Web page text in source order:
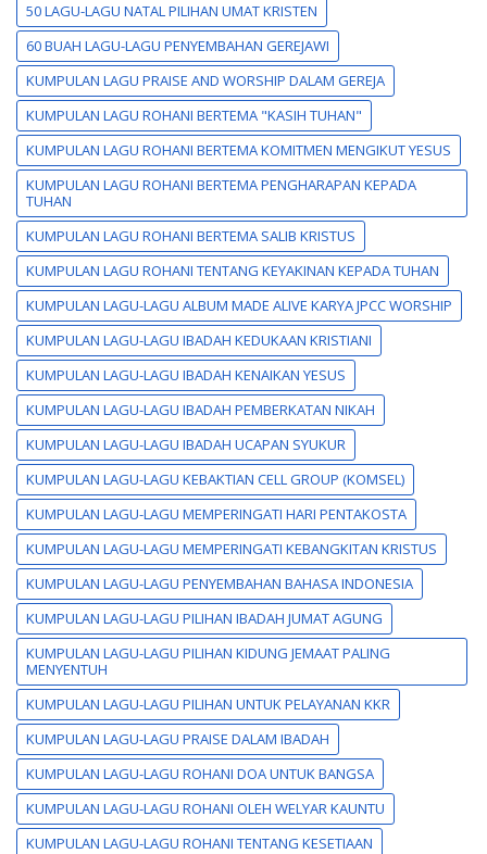
50 LAGU-LAGU NATAL PILIHAN UMAT KRISTEN
60 BUAH LAGU-LAGU PENYEMBAHAN GEREJAWI
KUMPULAN LAGU PRAISE AND WORSHIP DALAM GEREJA
KUMPULAN LAGU ROHANI BERTEMA "KASIH TUHAN"
KUMPULAN LAGU ROHANI BERTEMA KOMITMEN MENGIKUT YESUS
KUMPULAN LAGU ROHANI BERTEMA PENGHARAPAN KEPADA
TUHAN
KUMPULAN LAGU ROHANI BERTEMA SALIB KRISTUS
KUMPULAN LAGU ROHANI TENTANG KEYAKINAN KEPADA TUHAN
KUMPULAN LAGU-LAGU ALBUM MADE ALIVE KARYA JPCC WORSHIP
KUMPULAN LAGU-LAGU IBADAH KEDUKAAN KRISTIANI
KUMPULAN LAGU-LAGU IBADAH KENAIKAN YESUS
KUMPULAN LAGU-LAGU IBADAH PEMBERKATAN NIKAH
KUMPULAN LAGU-LAGU IBADAH UCAPAN SYUKUR
KUMPULAN LAGU-LAGU KEBAKTIAN CELL GROUP (KOMSEL)
KUMPULAN LAGU-LAGU MEMPERINGATI HARI PENTAKOSTA
KUMPULAN LAGU-LAGU MEMPERINGATI KEBANGKITAN KRISTUS
KUMPULAN LAGU-LAGU PENYEMBAHAN BAHASA INDONESIA
KUMPULAN LAGU-LAGU PILIHAN IBADAH JUMAT AGUNG
KUMPULAN LAGU-LAGU PILIHAN KIDUNG JEMAAT PALING
MENYENTUH
KUMPULAN LAGU-LAGU PILIHAN UNTUK PELAYANAN KKR
KUMPULAN LAGU-LAGU PRAISE DALAM IBADAH
KUMPULAN LAGU-LAGU ROHANI DOA UNTUK BANGSA
KUMPULAN LAGU-LAGU ROHANI OLEH WELYAR KAUNTU
KUMPULAN LAGU-LAGU ROHANI TENTANG KESETIAAN